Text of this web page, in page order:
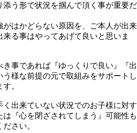
添う形で状況を掴んで頂く事が重要だ
がはかどらない原因を、ご本人が出来
る事はやってあげて良いと思いま
き事であれば『ゆっくりで良い』『出
様な前提の元で取組みをサポートし
。
出来ていない状況でのお子様に対す
は『心を閉ざされてしまう』可能性も
さい。